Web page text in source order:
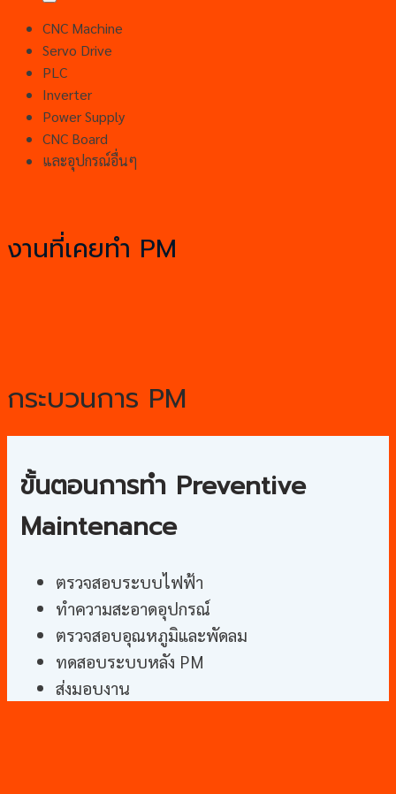
CNC Machine
Servo Drive
PLC
Inverter
Power Supply
CNC Board
และอุปกรณ์อื่นๆ
งานที่เคยทำ PM
กระบวนการ PM
ขั้นตอนการทำ Preventive
Maintenance
ตรวจสอบระบบไฟฟ้า
ทำความสะอาดอุปกรณ์
ตรวจสอบอุณหภูมิและพัดลม
ทดสอบระบบหลัง PM
ส่งมอบงาน